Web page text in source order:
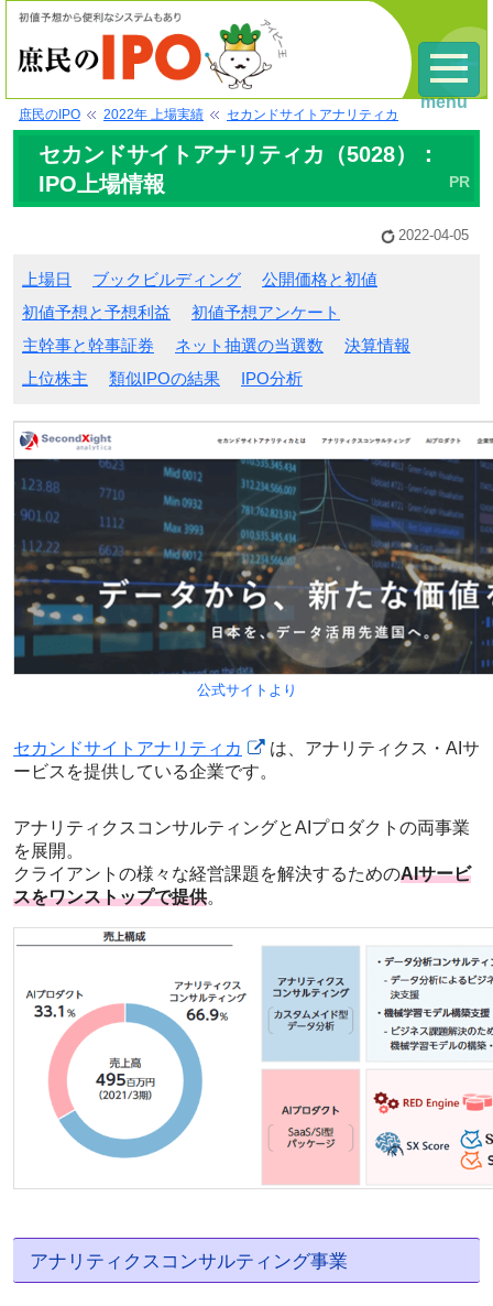
庶民のIPO 2022年 上場実績 セカンドサイトアナリティカ
セカンドサイトアナリティカ（5028）：
IPO上場情報
2022-04-05
上場日 ブックビルディング
公開価格と初値
初値予想と予想利益
初値予想アンケート
主幹事と幹事証券
ネット抽選の当選数
決算情報
上位株主
類似IPOの結果 IPO分析
公式サイトより
セカンドサイトアナリティカ
は、アナリティクス・AIサ
ービスを提供している企業です。
アナリティクスコンサルティングとAIプロダクトの両事業
を展開。
クライアントの様々な経営課題を解決するためのAIサービ
スをワンストップで提供。
アナリティクスコンサルティング事業
menu